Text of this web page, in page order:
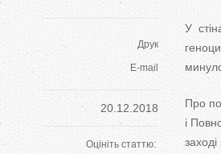
Друк
E-mail
20.12.2018
Оцініть статтю:
У
Про
і